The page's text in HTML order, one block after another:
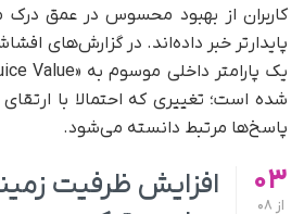
کاربران از بهبود محسوس در عمق
پایدارتر خبر داده‌اند. در گزارش‌های
شده است؛ تغییری که احتمالا با
پاسخ‌ها مرتبط دانسته می‌شود.
03
از